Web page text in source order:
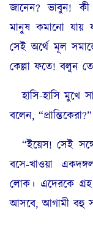
জানেন? ভাবুন!
মানুষ কমানো যায়
সেই অর্থে মূল
কেল্লা ফতে! বলুন
হাসি-হাসি মুখে
বলেন, “প্রান্তিকেরা?”
“ইয়েস! সেই
বসে-খাওয়া
লোক। এদেরকে গ্রহ
আসবে, আগামী বহু